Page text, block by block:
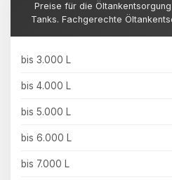
Preise für die
Tanks. Fachgerechte
bis 3.000 L
bis 4.000 L
bis 5.000 L
bis 6.000 L
bis 7.000 L